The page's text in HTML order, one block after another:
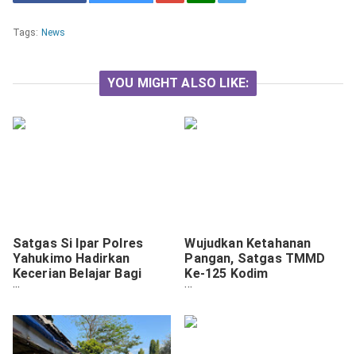
Tags: News
YOU MIGHT ALSO LIKE:
Satgas Si Ipar Polres
Yahukimo Hadirkan
Kecerian Belajar Bagi
Anak-Anak
Wujudkan Ketahanan
Pangan, Satgas TMMD
Ke-125 Kodim
0910/Malinau Bantu